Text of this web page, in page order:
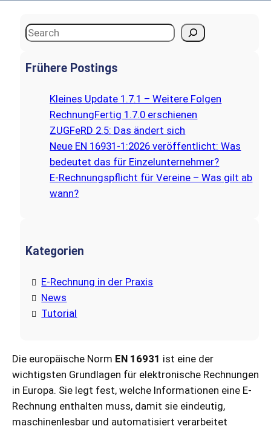
S
aFrühere Postings
Kleines Update 1.7.1 – Weitere Folgen
RechnungFertig 1.7.0 erschienen
ZUGFeRD 2.5: Das ändert sich
Neue EN 16931-1:2026 veröffentlicht: Was
bedeutet das für Einzelunternehmer?
E‑Rechnungspflicht für Vereine – Was gilt ab
wann?
Kategorien
E-Rechnung in der Praxis
News
Tutorial
Die europäische Norm EN 16931 ist eine der
wichtigsten Grundlagen für elektronische Rechnungen
in Europa. Sie legt fest, welche Informationen eine E-
Rechnung enthalten muss, damit sie eindeutig,
maschinenlesbar und automatisiert verarbeitet